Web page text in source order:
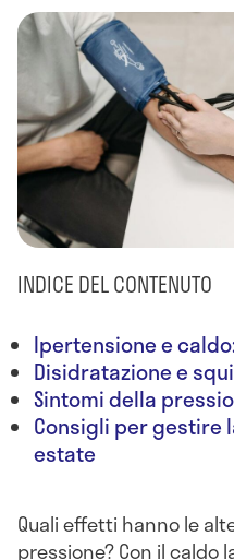
INDICE DEL CONTENUTO
Ipertensione e
Disidratazione e
Sintomi della
Consigli per gestire
estate
Quali effetti hanno le
pressione? Con il caldo